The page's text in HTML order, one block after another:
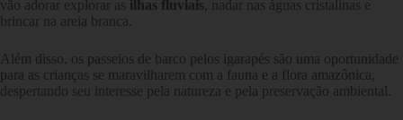
vão adorar explorar as ilhas fluviais , nadar nas águas cristalinas e
brincar na areia branca.
Além disso, os passeios de barco pelos igarapés são uma oportunidade
para as crianças se maravilharem com a fauna e a flora amazônica,
despertando seu interesse pela natureza e pela preservação ambiental.